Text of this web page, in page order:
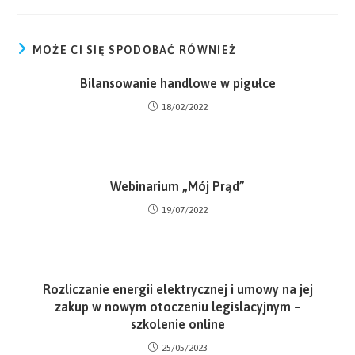
MOŻE CI SIĘ SPODOBAĆ RÓWNIEŻ
Bilansowanie handlowe w pigułce
18/02/2022
Webinarium „Mój Prąd”
19/07/2022
Rozliczanie energii elektrycznej i umowy na jej
zakup w nowym otoczeniu legislacyjnym –
szkolenie online
25/05/2023